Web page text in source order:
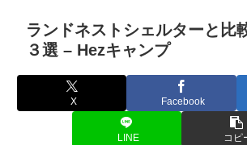
ランドネストシェルターと比
３選 – Hezキャンプ
X Facebook
LINE コピ